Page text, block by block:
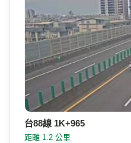
台88線 1K+965
距離 1.2 公里